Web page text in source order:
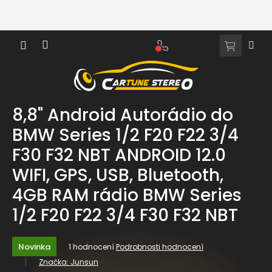
obsah
NÁKUPNÍ
8,8" Android Autorádio do
BMW Series 1/2 F20 F22 3/4
F30 F32 NBT ANDROID 12.0
WIFI, GPS, USB, Bluetooth,
4GB RAM rádio BMW Series
1/2 F20 F22 3/4 F30 F32 NBT
Novinka
Průměrné
hodnocení
produktu
1 hodnoceníPodrobnosti hodnocení
Značka: Junsun